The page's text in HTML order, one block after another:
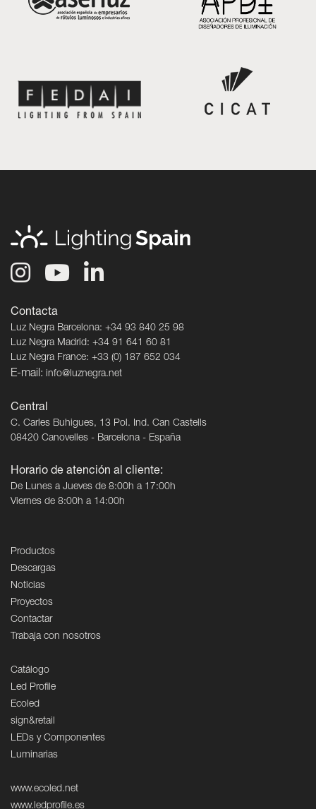
Contacta
Luz Negra Barcelona: +34 93 840 25 98
Luz Negra Madrid: +34 91 641 60 81
Luz Negra France: +33 (0) 187 652 034
E-mail: info@luznegra.net
Central
C. Carles Buhigues, 13 Pol. Ind. Can Castells
08420 Canovelles - Barcelona - España
Horario de atención al cliente:
De Lunes a Jueves de 8:00h a 17:00h
Viernes de 8:00h a 14:00h
Productos
Descargas
Noticias
Proyectos
Contactar
Trabaja con nosotros
Catálogo
Led Profile
Ecoled
sign&retail
LEDs y Componentes
Luminarias
www.ecoled.net
www.ledprofile.es